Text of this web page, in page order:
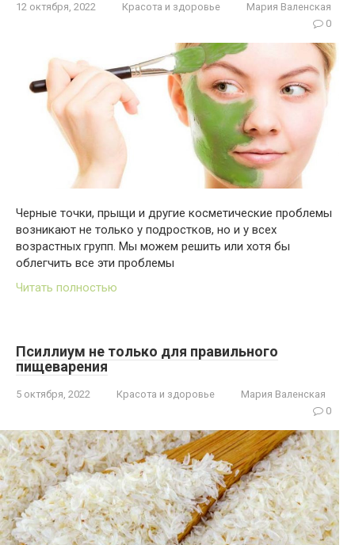
12 октября, 2022 Красота и здоровье
Мария Валенская
0
Черные точки, прыщи и другие косметические проблемы
возникают не только у подростков, но и у всех
возрастных групп. Мы можем решить или хотя бы
облегчить все эти проблемы
Читать полностью
Псиллиум не только для правильного
пищеварения
5 октября, 2022 Красота и здоровье
Мария Валенская
0